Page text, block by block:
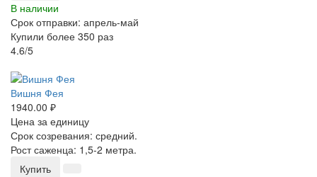
В наличии
Срок отправки: апрель-май
Купили более 350 раз
4.6/5
Вишня Фея
1940.00 ₽
Цена за единицу
Срок созревания: средний.
Рост саженца: 1,5-2 метра.
Купить